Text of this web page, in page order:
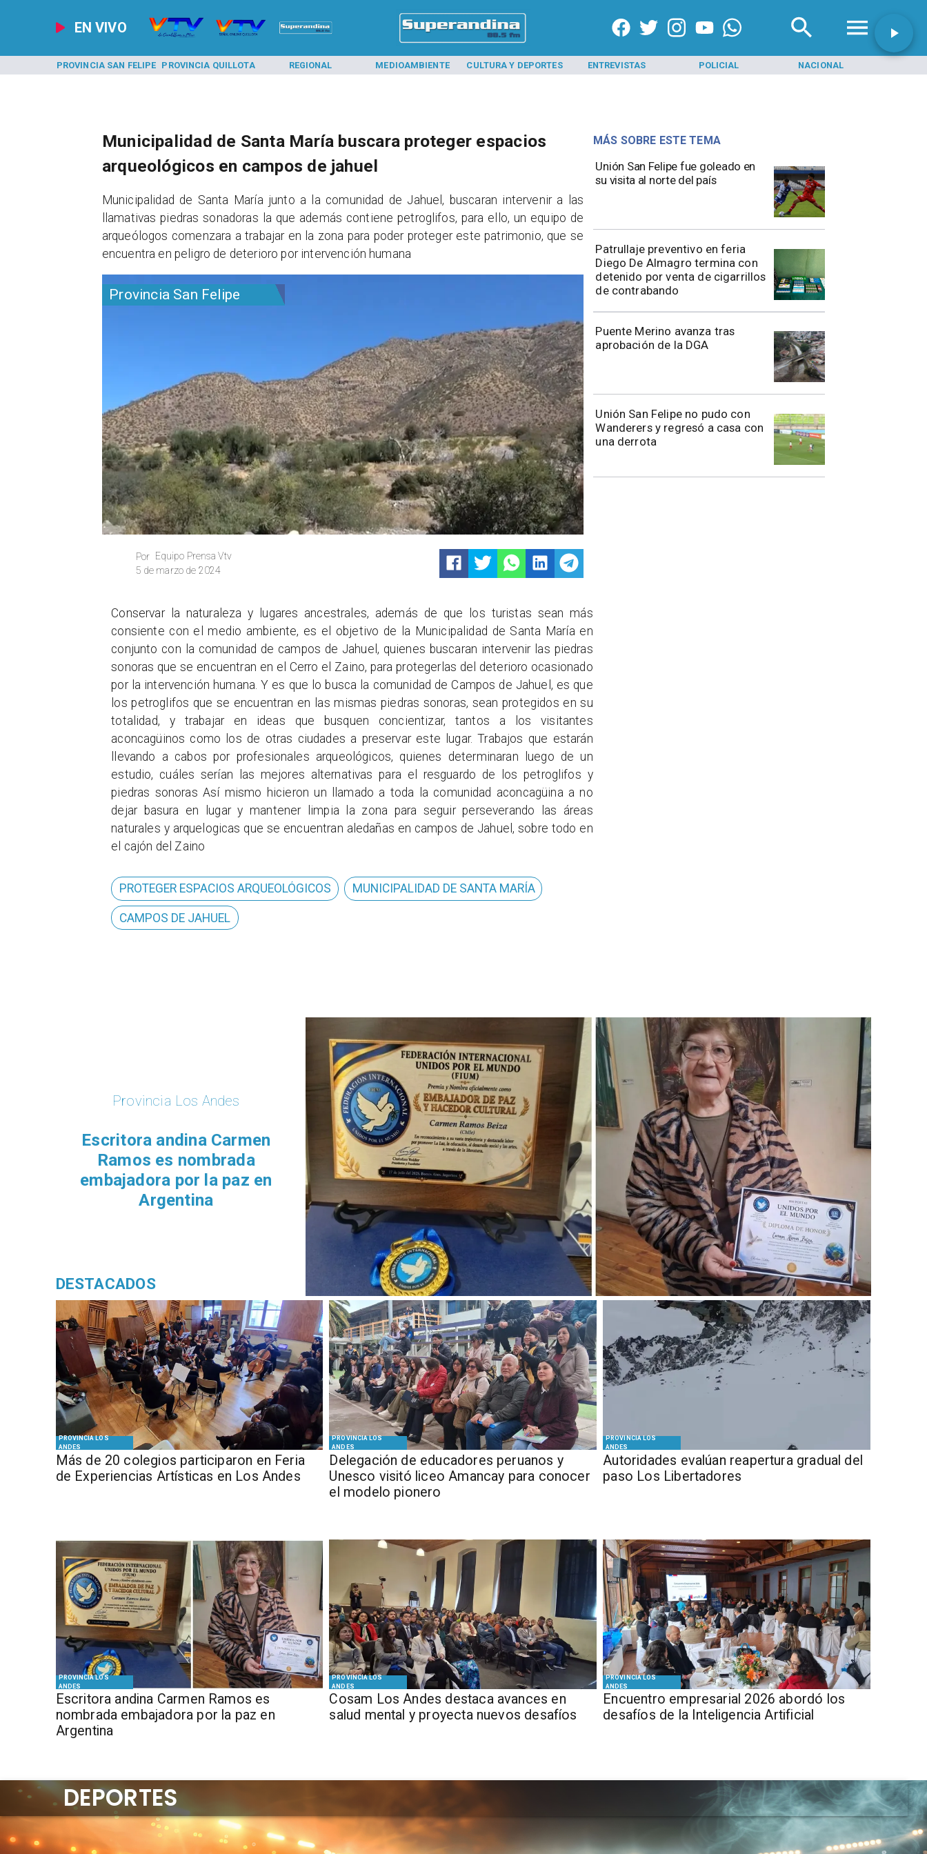
EN VIVO
PROVINCIA SAN FELIPE PROVINCIA QUILLOTA REGIONAL MEDIOAMBIENTE CULTURA Y DEPORTES ENTREVISTAS POLICIAL NACIONAL
Provincia San Felipe
Equipo Prensa Vtv
Por
5 de marzo de 2024
Unión San Felipe fue goleado en
su visita al norte del país
​Patrullaje preventivo en feria
Diego De Almagro termina con
detenido por venta de cigarrillos
de contrabando
Puente Merino avanza tras
aprobación de la DGA
Unión San Felipe no pudo con
Wanderers y regresó a casa con
una derrota
MÁS SOBRE ESTE TEMA
Municipalidad de Santa María buscara proteger espacios
arqueológicos en campos de jahuel
​Municipalidad de Santa María junto a la comunidad de Jahuel, buscaran intervenir a las
llamativas piedras sonadoras la que además contiene petroglifos, para ello, un equipo de
arqueólogos comenzara a trabajar en la zona para poder proteger este patrimonio, que se
encuentra en peligro de deterioro por intervención humana
​Conservar la naturaleza y lugares ancestrales, además de que los turistas sean más
consiente con el medio ambiente, es el objetivo de la Municipalidad de Santa María en
conjunto con la comunidad de campos de Jahuel, quienes buscaran intervenir las piedras
sonoras que se encuentran en el Cerro el Zaino, para protegerlas del deterioro ocasionado
por la intervención humana. Y es que lo busca la comunidad de Campos de Jahuel, es que
los petroglifos que se encuentran en las mismas piedras sonoras, sean protegidos en su
totalidad, y trabajar en ideas que busquen concientizar, tantos a los visitantes
aconcagüinos como los de otras ciudades a preservar este lugar. Trabajos que estarán
llevando a cabos por profesionales arqueológicos, quienes determinaran luego de un
estudio, cuáles serían las mejores alternativas para el resguardo de los petroglifos y
piedras sonoras Así mismo hicieron un llamado a toda la comunidad aconcagüina a no
dejar basura en lugar y mantener limpia la zona para seguir perseverando las áreas
naturales y arquelogicas que se encuentran aledañas en campos de Jahuel, sobre todo en
el cajón del Zaino
PROTEGER ESPACIOS ARQUEOLÓGICOS MUNICIPALIDAD DE SANTA MARÍA
CAMPOS DE JAHUEL
PROVINCIA LOS
ANDES
Más de 20 colegios participaron en Feria
de Experiencias Artísticas en Los Andes
PROVINCIA LOS
ANDES
Delegación de educadores peruanos y
Unesco visitó liceo Amancay para conocer
el modelo pionero
PROVINCIA LOS
ANDES
​​Autoridades evalúan reapertura gradual del
paso Los Libertadores
PROVINCIA LOS
ANDES
Escritora andina Carmen Ramos es
nombrada embajadora por la paz en
Argentina
PROVINCIA LOS
ANDES
Cosam Los Andes destaca avances en
salud mental y proyecta nuevos desafíos
PROVINCIA LOS
ANDES
Encuentro empresarial 2026 abordó los
desafíos de la Inteligencia Artificial
Provincia Los Andes
Escritora andina Carmen
Ramos es nombrada
embajadora por la paz en
Argentina
DESTACADOS
DEPORTES